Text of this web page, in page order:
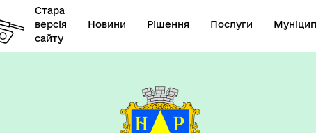
Стара
версія
сайту
Новини Рішення Послуги